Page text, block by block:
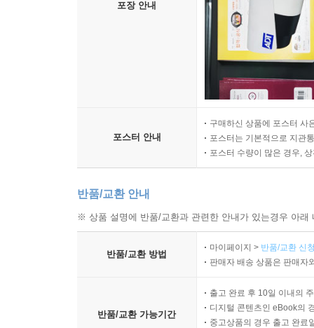
포장 안내
포스터 안내
구매하신 상품에 포스터 사
포스터는 기본적으로 지관
포스터 수량이 많은 경우,
반품/교환 안내
※ 상품 설명에 반품/교환과 관련한 안내가 있는경우 아
반품/교환 방법
마이페이지 > 반품/교환 신
판매자 배송 상품은 판매자
반품/교환 가능기간
출고 완료 후 10일 이내의
디지털 콘텐츠인 eBook의
중고상품의 경우 출고 완료